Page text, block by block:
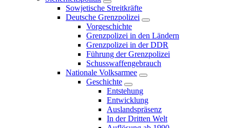
Sowjetische Streitkräfte
Deutsche Grenzpolizei
Vorgeschichte
Grenzpolizei in den Ländern
Grenzpolizei in der DDR
Führung der Grenzpolizei
Schusswaffengebrauch
Nationale Volksarmee
Geschichte
Entstehung
Entwicklung
Auslandspräsenz
In der Dritten Welt